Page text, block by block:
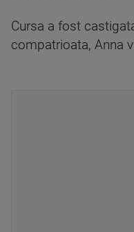
Cursa a fost
compatrioata, Anna